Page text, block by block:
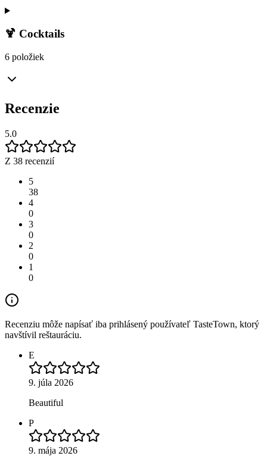
🍹 Cocktails
6 položiek
Recenzie
5.0
Z 38 recenzií
5
38
4
0
3
0
2
0
1
0
Recenziu môže napísať iba prihlásený používateľ TasteTown, ktorý
navštívil reštauráciu.
E
9. júla 2026
Beautiful
P
9. mája 2026